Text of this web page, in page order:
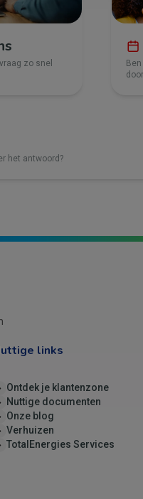
zo snel
het antwoord?
links
Ontdek je klantenzone
Nuttige documenten
Onze blog
Verhuizen
TotalEnergies Services